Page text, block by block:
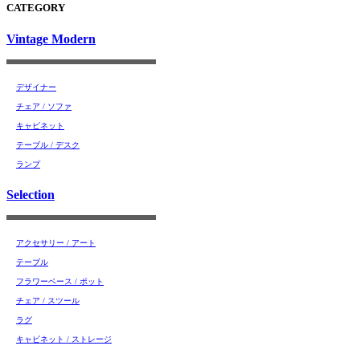
CATEGORY
Vintage Modern
デザイナー
チェア / ソファ
キャビネット
テーブル / デスク
ランプ
Selection
アクセサリー / アート
テーブル
フラワーベース / ポット
チェア / スツール
ラグ
キャビネット / ストレージ